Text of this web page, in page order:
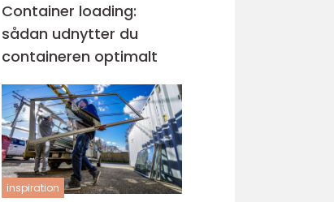
Container loading:
sådan udnytter du
containeren optimalt
inspiration